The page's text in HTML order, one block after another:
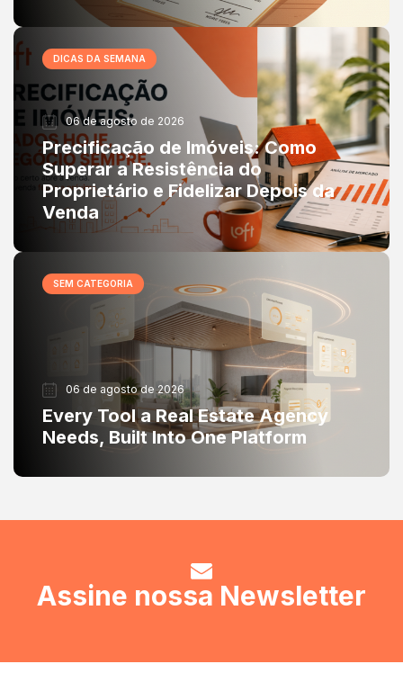
DICAS DA SEMANA
06 de agosto de 2026
Precificação de Imóveis: Como
Superar a Resistência do
Proprietário e Fidelizar Depois da
Venda
SEM CATEGORIA
06 de agosto de 2026
Every Tool a Real Estate Agency
Needs, Built Into One Platform
Assine nossa Newsletter